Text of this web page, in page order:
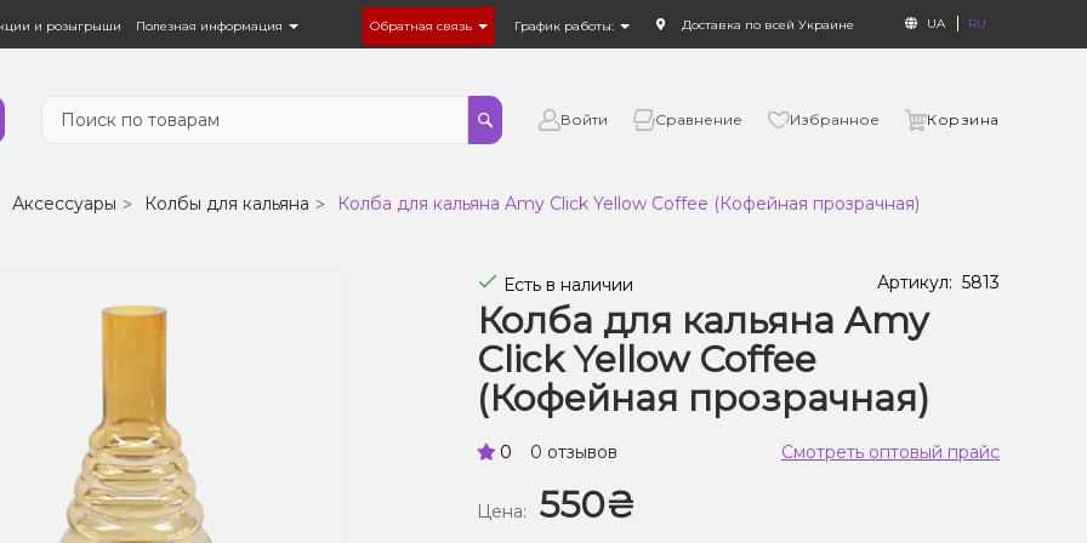
и розыгрыши Полезная информация Обратная связь График работы: Доставка по всей Украине UA RU
Войти Сравнение Избранное Корзина
Аксессуары Колбы для кальяна Колба для кальяна Amy Click Yellow Coffee (Кофейная прозрачная)
Есть в наличии Артикул: 5813
Колба для кальяна Amy
Click Yellow Coffee
(Кофейная прозрачная)
0 0 отзывов Смотреть оптовый прайс
Цена: 550₴